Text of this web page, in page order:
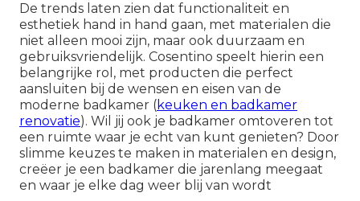
De trends laten zien dat functionaliteit en
esthetiek hand in hand gaan, met materialen die
niet alleen mooi zijn, maar ook duurzaam en
gebruiksvriendelijk. Cosentino speelt hierin een
belangrijke rol, met producten die perfect
aansluiten bij de wensen en eisen van de
moderne badkamer (keuken en badkamer
renovatie). Wil jij ook je badkamer omtoveren tot
een ruimte waar je echt van kunt genieten? Door
slimme keuzes te maken in materialen en design,
creëer je een badkamer die jarenlang meegaat
en waar je elke dag weer blij van wordt